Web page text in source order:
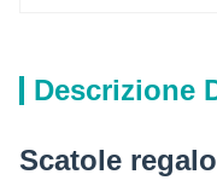
Descrizione
Scatole